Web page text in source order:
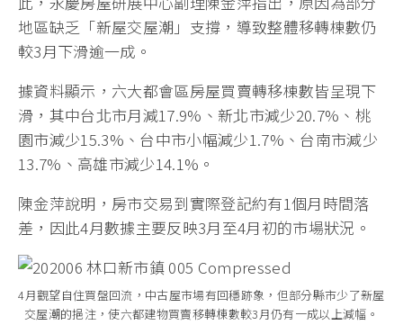
地區缺乏「新屋交屋潮」支撐，導致整體移轉棟數仍
較3月下滑逾一成。
據資料顯示，六大都會區房屋買賣轉移棟數皆呈現下
滑，其中台北市月減17.9%、新北市減少20.7%、桃
園市減少15.3%、台中市小幅減少1.7%、台南市減少
13.7%、高雄市減少14.1%。
陳金萍說明，房市交易到實際登記約有1個月時間落
差，因此4月數據主要反映3月至4月初的市場狀況。
4月觀望自住買盤回流，中古屋市場有回穩跡象，但部分縣市少了新屋
交屋潮的挹注，使六都建物買賣移轉棟數較3月仍有一成以上減幅。